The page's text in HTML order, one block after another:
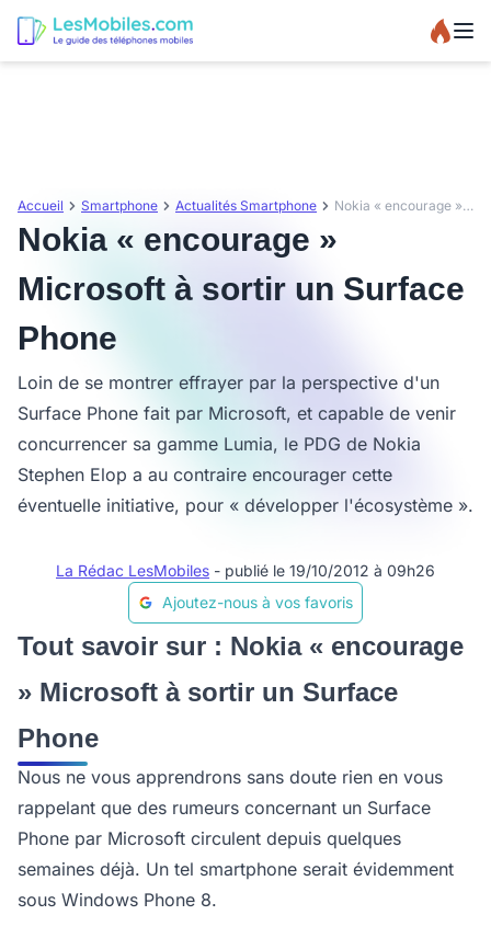
Accueil Smartphone Actualités Smartphone Nokia « encourage » Microsoft à sortir un Surface Phone
Nokia « encourage »
Microsoft à sortir un Surface
Phone
Loin de se montrer effrayer par la perspective d'un
Surface Phone fait par Microsoft, et capable de venir
concurrencer sa gamme Lumia, le PDG de Nokia
Stephen Elop a au contraire encourager cette
éventuelle initiative, pour « développer l'écosystème ».
La Rédac LesMobiles - publié le 19/10/2012 à 09h26
Ajoutez-nous à vos favoris
Tout savoir sur : Nokia « encourage
» Microsoft à sortir un Surface
Phone
Nous ne vous apprendrons sans doute rien en vous
rappelant que des rumeurs concernant un Surface
Phone par Microsoft circulent depuis quelques
semaines déjà. Un tel smartphone serait évidemment
sous Windows Phone 8.